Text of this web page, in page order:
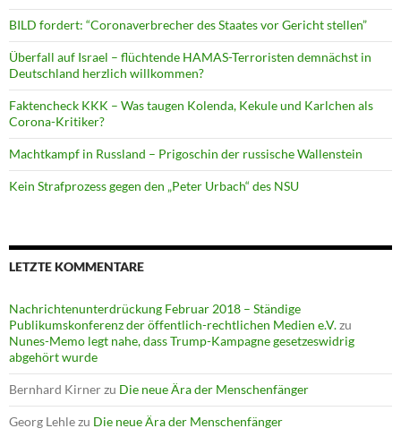
BILD fordert: “Coronaverbrecher des Staates vor Gericht stellen”
Überfall auf Israel – flüchtende HAMAS-Terroristen demnächst in
Deutschland herzlich willkommen?
Faktencheck KKK – Was taugen Kolenda, Kekule und Karlchen als
Corona-Kritiker?
Machtkampf in Russland – Prigoschin der russische Wallenstein
Kein Strafprozess gegen den „Peter Urbach“ des NSU
LETZTE KOMMENTARE
Nachrichtenunterdrückung Februar 2018 – Ständige
Publikumskonferenz der öffentlich-rechtlichen Medien e.V.zu
Nunes-Memo legt nahe, dass Trump-Kampagne gesetzeswidrig
abgehört wurde
Bernhard Kirnerzu Die neue Ära der Menschenfänger
Georg Lehlezu Die neue Ära der Menschenfänger